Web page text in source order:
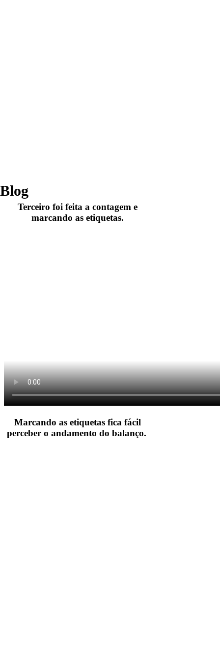
Blog
Terceiro foi feita a contagem e
marcando as etiquetas.
Marcando as etiquetas fica fácil
perceber o andamento do balanço.